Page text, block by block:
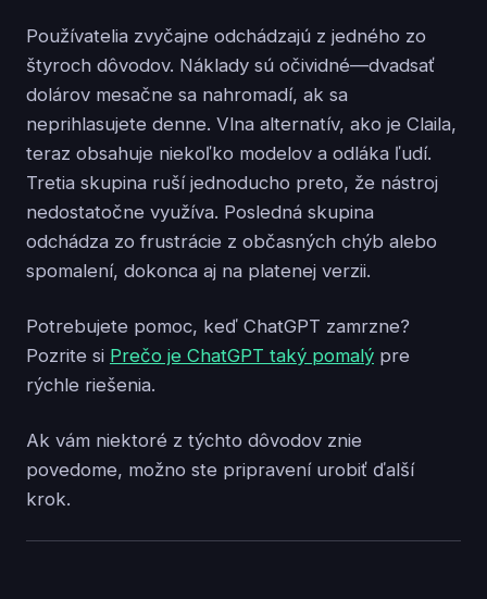
Používatelia zvyčajne odchádzajú z jedného zo
štyroch dôvodov. Náklady sú očividné—dvadsať
dolárov mesačne sa nahromadí, ak sa
neprihlasujete denne. Vlna alternatív, ako je Claila,
teraz obsahuje niekoľko modelov a odláka ľudí.
Tretia skupina ruší jednoducho preto, že nástroj
nedostatočne využíva. Posledná skupina
odchádza zo frustrácie z občasných chýb alebo
spomalení, dokonca aj na platenej verzii.
Potrebujete pomoc, keď ChatGPT zamrzne?
Pozrite si Prečo je ChatGPT taký pomalý pre
rýchle riešenia.
Ak vám niektoré z týchto dôvodov znie
povedome, možno ste pripravení urobiť ďalší
krok.